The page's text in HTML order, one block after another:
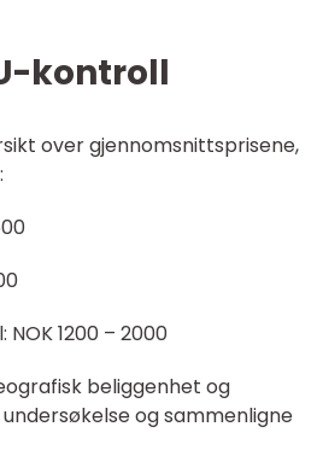
kontroll
over gjennomsnittsprisene,
1200 – 2000
beliggenhet og
og sammenligne